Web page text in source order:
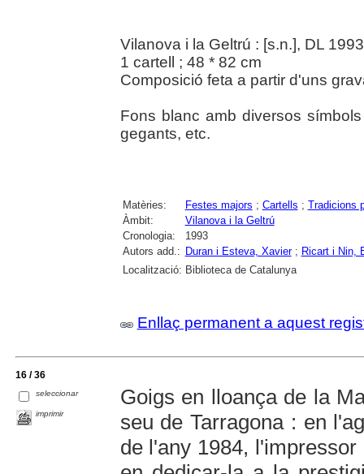
Vilanova i la Geltrú : [s.n.], DL 1993
1 cartell ; 48 * 82 cm
Composició feta a partir d'uns
Fons blanc amb diversos
gegants, etc.
Matèries: Festes majors ; Cartells ; Tradicions
Àmbit:
Vilanova i la Geltrú
Cronologia:
1993
Autors add.: Duran i Esteva, Xavier; Ricart i Nin,
Localització: Biblioteca de Catalunya
Enllaç permanent a aquest
16 / 36
seleccionar
imprimir
Goigs en lloança de la
seu de Tarragona : en
de l'any 1984,